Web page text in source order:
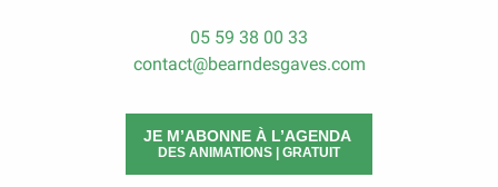
05 59 38 00 33
contact@bearndesgaves.com
JE M’ABONNE À L’AGENDA
DES ANIMATIONS | GRATUIT